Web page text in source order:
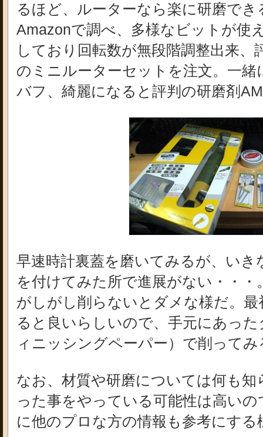
るほど、ルーターなら楽に研磨で
Amazonで調べ、多様なビットが使
しており回転数が無段階調整出来、
のミニルーターセットを注文。一
バフ、綺麗になると評判の研磨剤
早速時計裏蓋を磨いてみるが、いき
を付けてみた所で進展がない・・
がしがし削らないとダメな様だ。
ると良いらしいので、手元にあっ
ィニッシングペーパー）で削って
なお、材質や研磨については何も
った事をやっている可能性は高い
に他のプロな方の情報も参考にする